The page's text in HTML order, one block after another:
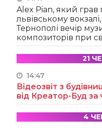
Alex Pian, який
львівському
Тернополі вечір
композиторів при
21
14:47
Відеозвіт з
від Креатор-Буд за
4